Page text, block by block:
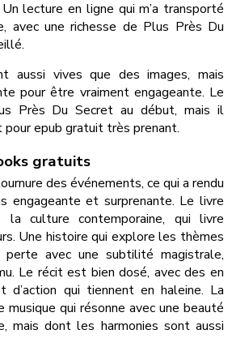
lecture en ligne qui m’a transporté
avec une richesse de Plus Près Du
aussi vives que des images, mais
pour être vraiment engageante. Le
Près Du Secret au début, mais il
pour epub gratuit très prenant.
gratuits
des événements, ce qui a rendu
engageante et surprenante. Le livre
culture contemporaine, qui livre
Une histoire qui explore les thèmes
avec une subtilité magistrale,
Le récit est bien dosé, avec des en
d’action qui tiennent en haleine. La
qui résonne avec une beauté
mais dont les harmonies sont aussi